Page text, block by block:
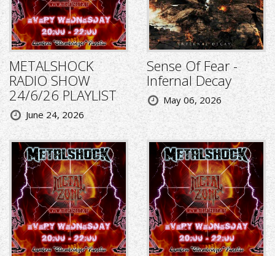
METALSHOCK
RADIO SHOW
24/6/26 PLAYLIST
June 24, 2026
Sense Of Fear -
Infernal Decay
May 06, 2026